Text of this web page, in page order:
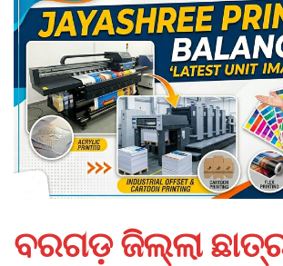
ବରଗଡ଼ ଜିଲ୍ଲା